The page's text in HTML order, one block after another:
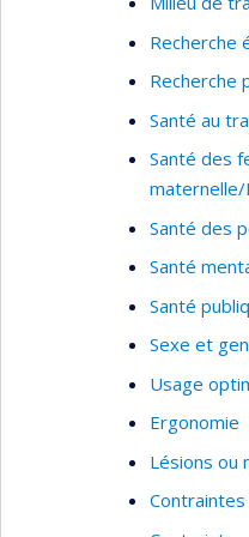
community, in
relevance of my
Key words of
of services, best
needs
patient outcomes
Recherche
Recherche
Santé au
Santé des
Santé des
Santé
Santé
Sexe et
Usage
Ergonomie
Lésions ou